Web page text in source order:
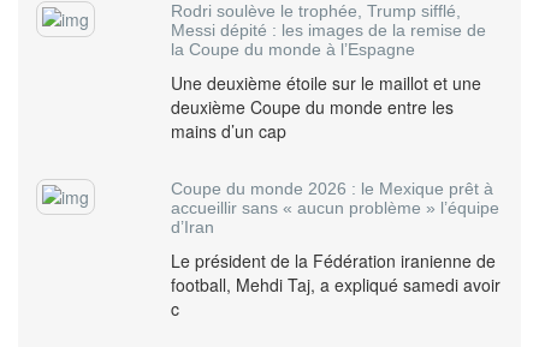
Rodri soulève le trophée, Trump sifflé,
Messi dépité : les images de la remise de
la Coupe du monde à l’Espagne
Une deuxième étoile sur le maillot et une
deuxième Coupe du monde entre les
mains d’un cap
Coupe du monde 2026 : le Mexique prêt à
accueillir sans « aucun problème » l’équipe
d’Iran
Le président de la Fédération iranienne de
football, Mehdi Taj, a expliqué samedi avoir
c